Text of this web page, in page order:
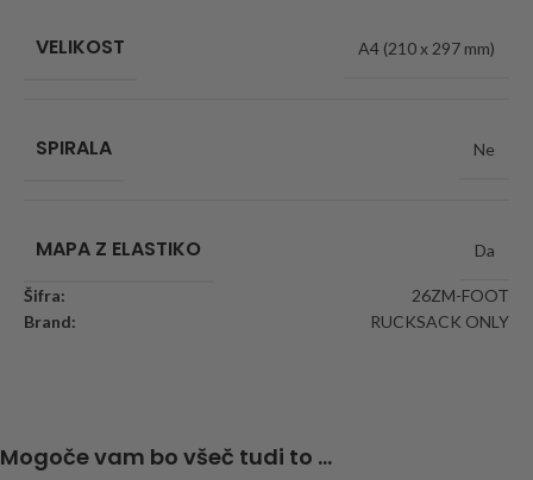
VELIKOST A4 (210 x 297 mm)
SPIRALA Ne
MAPA Z ELASTIKO Da
Šifra:
26ZM-FOOT
Brand:
RUCKSACK ONLY
Mogoče vam bo všeč tudi to ...